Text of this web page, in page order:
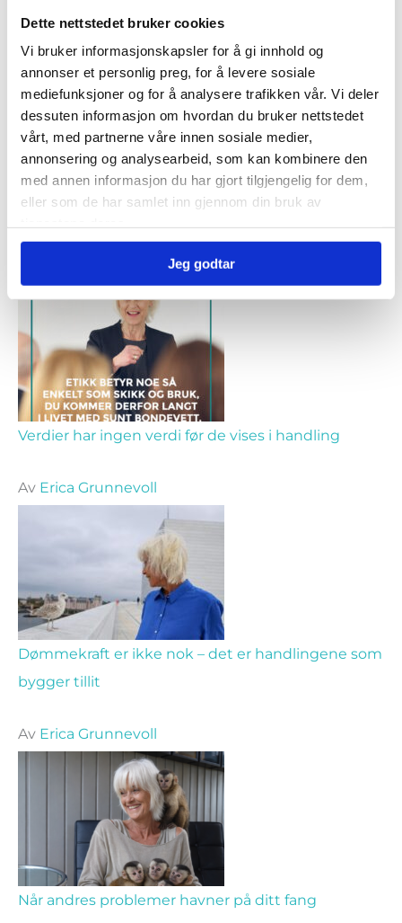
Dette nettstedet bruker cookies
Vi bruker informasjonskapsler for å gi innhold og
annonser et personlig preg, for å levere sosiale
mediefunksjoner og for å analysere trafikken vår. Vi deler
dessuten informasjon om hvordan du bruker nettstedet
vårt, med partnerne våre innen sosiale medier,
annonsering og analysearbeid, som kan kombinere den
med annen informasjon du har gjort tilgjengelig for dem,
eller som de har samlet inn gjennom din bruk av
Jeg godtar
Populære artikler
Verdier har ingen verdi før de vises i handling
Av Erica Grunnevoll
Dømmekraft er ikke nok – det er handlingene som
bygger tillit
Av Erica Grunnevoll
Når andres problemer havner på ditt fang